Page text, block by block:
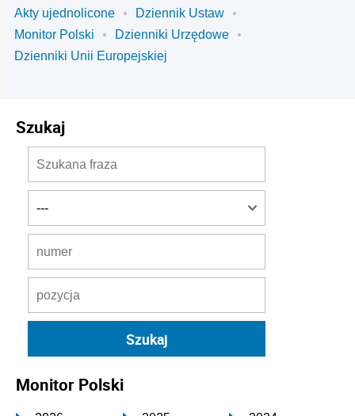
Akty ujednolicone
Dziennik Ustaw
Monitor Polski
Dzienniki Urzędowe
Dzienniki Unii Europejskiej
Szukaj
Monitor Polski